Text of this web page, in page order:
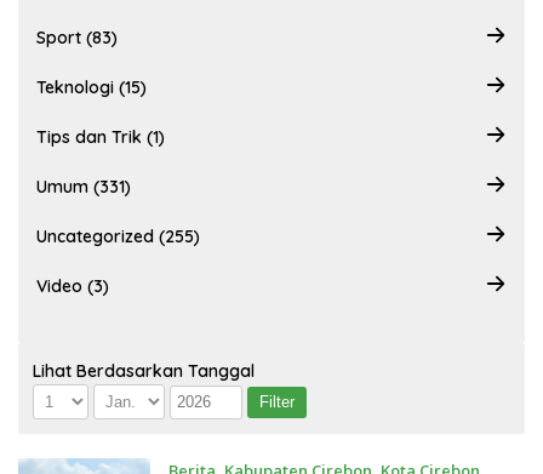
Sport (83)
Teknologi (15)
Tips dan Trik (1)
Umum (331)
Uncategorized (255)
Video (3)
Lihat Berdasarkan Tanggal